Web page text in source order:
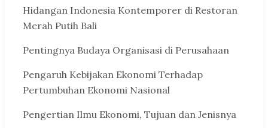
Hidangan Indonesia Kontemporer di Restoran
Merah Putih Bali
Pentingnya Budaya Organisasi di Perusahaan
Pengaruh Kebijakan Ekonomi Terhadap
Pertumbuhan Ekonomi Nasional
Pengertian Ilmu Ekonomi, Tujuan dan Jenisnya